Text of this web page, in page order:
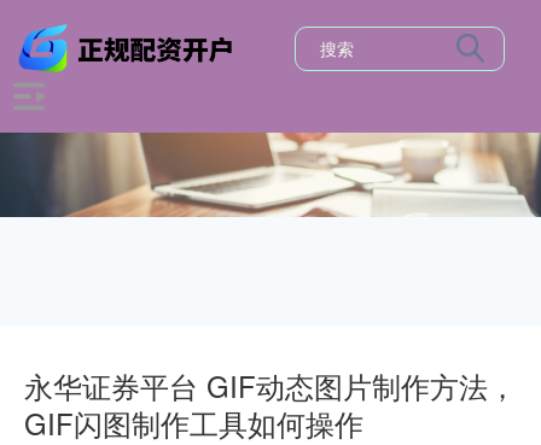
永华证券平台 GIF动态图片制作方法，
GIF闪图制作工具如何操作